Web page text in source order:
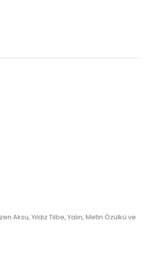
Aksu, Yıldız Tilbe, Yalın, Metin Özülkü ve